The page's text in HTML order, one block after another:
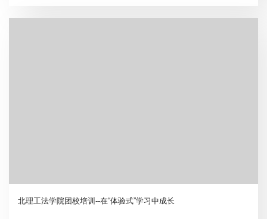
北理工法学院团校培训--在“体验式”学习中成长